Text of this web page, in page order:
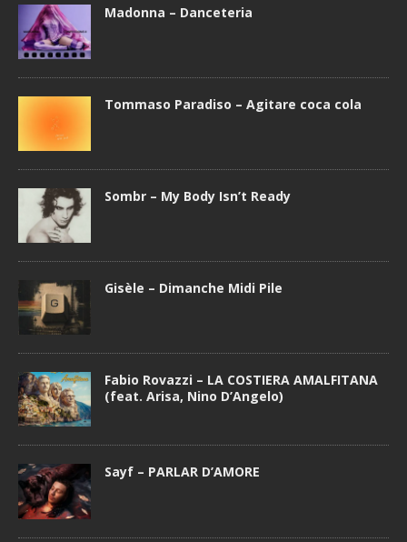
Madonna – Danceteria
Tommaso Paradiso – Agitare coca cola
Sombr – My Body Isn’t Ready
Gisèle – Dimanche Midi Pile
Fabio Rovazzi – LA COSTIERA AMALFITANA
(feat. Arisa, Nino D’Angelo)
Sayf – PARLAR D’AMORE